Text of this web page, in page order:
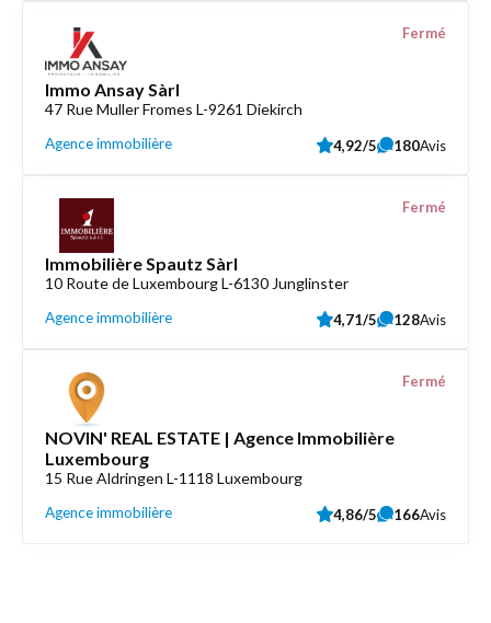
Immo Ansay Sàrl
47 Rue Muller Fromes L-9261 Diekirch
Agence immobilière
Fermé
4,92/5 180Avis
Immobilière Spautz Sàrl
10 Route de Luxembourg L-6130 Junglinster
Agence immobilière
Fermé
4,71/5 128Avis
NOVIN' REAL ESTATE | Agence Immobilière
Luxembourg
15 Rue Aldringen L-1118 Luxembourg
Agence immobilière
Fermé
4,86/5 166Avis